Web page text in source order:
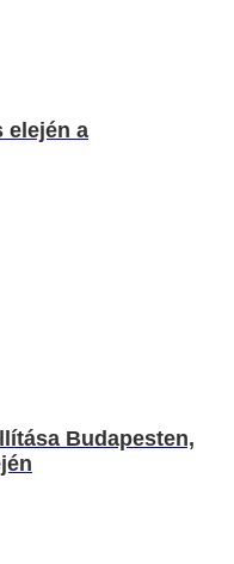
elején a
Budapesten,